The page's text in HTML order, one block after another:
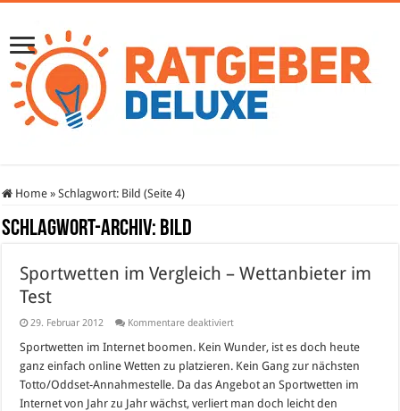
Home » Schlagwort: Bild (Seite 4)
Schlagwort-Archiv: Bild
Sportwetten im Vergleich – Wettanbieter im
Test
29. Februar 2012 Kommentare deaktiviertfür
im
Vergleich
–
Wettanbieter
im
Test
Sportwetten im Internet boomen. Kein Wunder, ist es doch heute
ganz einfach online Wetten zu platzieren. Kein Gang zur nächsten
Totto/Oddset-Annahmestelle. Da das Angebot an Sportwetten im
Internet von Jahr zu Jahr wächst, verliert man doch leicht den